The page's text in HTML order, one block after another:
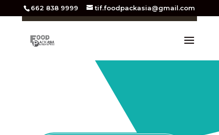
662 838 9999 tif.foodpackasia@gmail.com